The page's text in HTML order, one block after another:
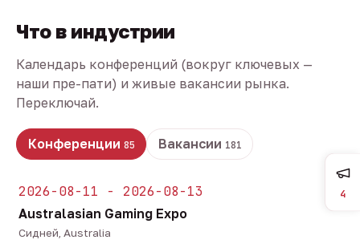
Что в индустрии
Календарь конференций (вокруг ключевых —
наши пре-пати) и живые вакансии рынка.
Переключай.
Конференции 85 Вакансии 181
2026-08-11 - 2026-08-13
Australasian Gaming Expo
Сидней, Australia
4